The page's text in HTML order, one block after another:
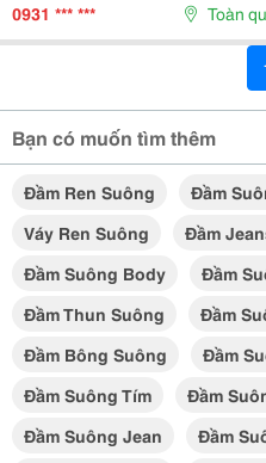
Trung, Vải Ren
0931 *** *** Toàn
Bạn có muốn tìm thêm
Đầm Ren Suông Đầm
Váy Ren Suông
Đầm
Đầm Suông Body
Đầm
Đầm Thun Suông
Đầm
Đầm Bông Suông
Đầm
Đầm Suông Tím
Đầm
Đầm Suông Jean
Đầm